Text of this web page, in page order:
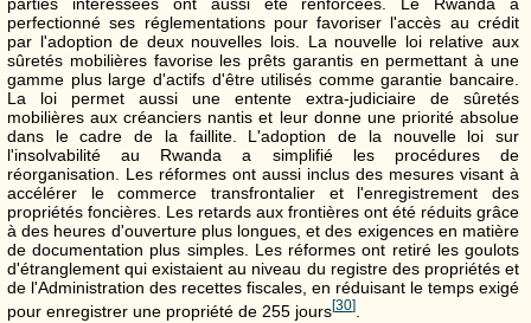
parties intéressées ont aussi été renforcées. Le Rwanda a
perfectionné ses réglementations pour favoriser l'accès au crédit
par l'adoption de deux nouvelles lois. La nouvelle loi relative aux
sûretés mobilières favorise les prêts garantis en permettant à une
gamme plus large d'actifs d'être utilisés comme garantie bancaire.
La loi permet aussi une entente extra-judiciaire de sûretés
mobilières aux créanciers nantis et leur donne une priorité absolue
dans le cadre de la faillite. L'adoption de la nouvelle loi sur
l'insolvabilité au Rwanda a simplifié les procédures de
réorganisation. Les réformes ont aussi inclus des mesures visant à
accélérer le commerce transfrontalier et l'enregistrement des
propriétés foncières. Les retards aux frontières ont été réduits grâce
à des heures d'ouverture plus longues, et des exigences en matière
de documentation plus simples. Les réformes ont retiré les goulots
d'étranglement qui existaient au niveau du registre des propriétés et
de l'Administration des recettes fiscales, en réduisant le temps exigé
pour enregistrer une propriété de 255 jours[30]